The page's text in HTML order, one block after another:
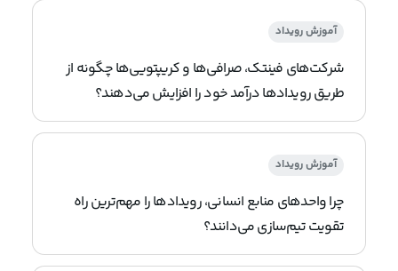
آموزش رویداد
شرکت‌های فینتک، صرافی‌ها و کریپتویی‌ها چگونه از
طریق رویدادها درآمد خود را افزایش می‌دهند؟
آموزش رویداد
چرا واحدهای منابع انسانی، رویدادها را مهم‌ترین راه
تقویت تیم‌سازی می‌دانند؟